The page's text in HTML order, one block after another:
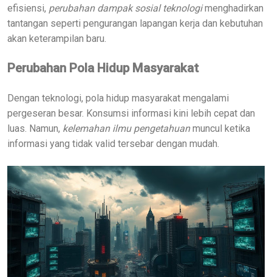
efisiensi, perubahan dampak sosial teknologimenghadirkan
tantangan seperti pengurangan lapangan kerja dan kebutuhan
akan keterampilan baru.
Perubahan Pola Hidup Masyarakat
Dengan teknologi, pola hidup masyarakat mengalami
pergeseran besar. Konsumsi informasi kini lebih cepat dan
luas. Namun, kelemahan ilmu pengetahuanmuncul ketika
informasi yang tidak valid tersebar dengan mudah.